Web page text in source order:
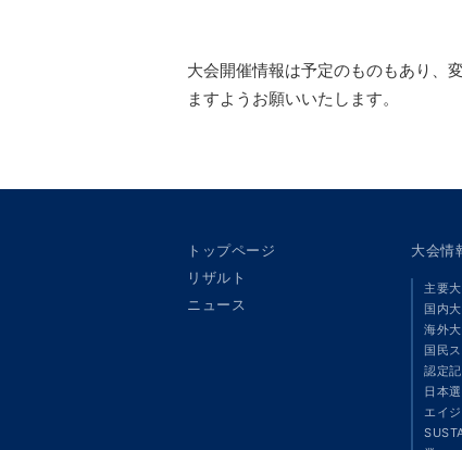
大会開催情報は予定のものもあり、
ますようお願いいたします。
トップページ
リザルト
ニュース
大会情
主要
国内
海外
国民
認定
日本
エイ